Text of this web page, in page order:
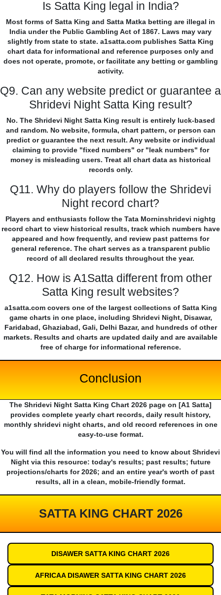
Is Satta King legal in India?
Most forms of Satta King and Satta Matka betting are illegal in
India under the Public Gambling Act of 1867. Laws may vary
slightly from state to state. a1satta.com publishes Satta King
chart data for informational and reference purposes only and
does not operate, promote, or facilitate any betting or gambling
activity.
Q9. Can any website predict or guarantee a
Shridevi Night Satta King result?
No. The Shridevi Night Satta King result is entirely luck-based
and random. No website, formula, chart pattern, or person can
predict or guarantee the next result. Any website or individual
claiming to provide "fixed numbers" or "leak numbers" for
money is misleading users. Treat all chart data as historical
records only.
Q11. Why do players follow the Shridevi
Night record chart?
Players and enthusiasts follow the Tata Morninshridevi nightg
record chart to view historical results, track which numbers have
appeared and how frequently, and review past patterns for
general reference. The chart serves as a transparent public
record of all declared results throughout the year.
Q12. How is A1Satta different from other
Satta King result websites?
a1satta.com covers one of the largest collections of Satta King
game charts in one place, including Shridevi Night, Disawar,
Faridabad, Ghaziabad, Gali, Delhi Bazar, and hundreds of other
markets. Results and charts are updated daily and are available
free of charge for informational reference.
Conclusion
The Shridevi Night Satta King Chart 2026 page on [A1 Satta]
provides complete yearly chart records, daily result history,
monthly shridevi night charts, and old record references in one
easy-to-use format.
You will find all the information you need to know about Shridevi
Night via this resource: today's results; past results; future
projections/charts for 2026; and an entire year's worth of past
results, all in a clean, mobile-friendly format.
SATTA KING CHART 2026
DISAWER SATTA KING CHART 2026
AFRICAA DISAWER SATTA KING CHART 2026